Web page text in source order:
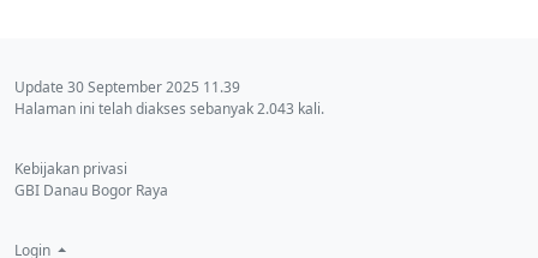
Update 30 September 2025 11.39
Halaman ini telah diakses sebanyak 2.043 kali.
Kebijakan privasi
GBI Danau Bogor Raya
Login